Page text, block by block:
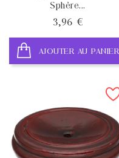
Sphère...
3,96 €
AJOUTER AU PANIER